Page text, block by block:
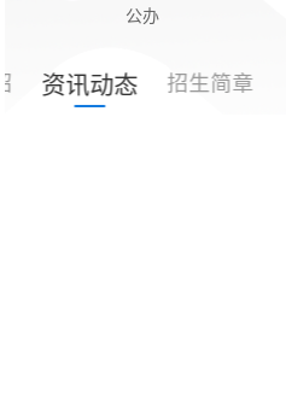
公办
资讯动态 招生简章